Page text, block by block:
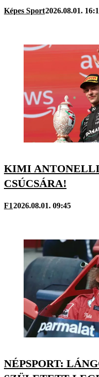
Képes Sport2026.08.01.
KIMI
CSÚCSÁRA!
F12026.08.01. 09:45
NÉPSPORT: